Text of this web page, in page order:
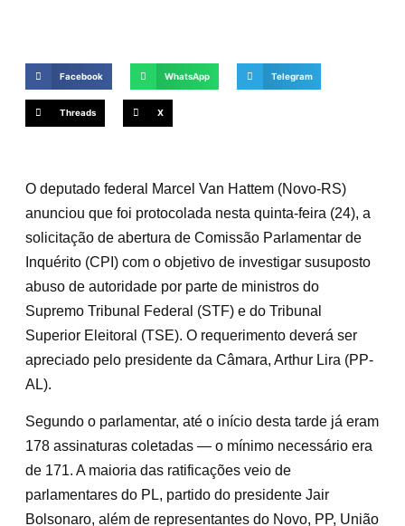
Facebook WhatsApp Telegram
Threads X
O deputado federal Marcel Van Hattem (Novo-RS)
anunciou que foi protocolada nesta quinta-feira (24), a
solicitação de abertura de Comissão Parlamentar de
Inquérito (CPI) com o objetivo de investigar susuposto
abuso de autoridade por parte de ministros do
Supremo Tribunal Federal (STF) e do Tribunal
Superior Eleitoral (TSE). O requerimento deverá ser
apreciado pelo presidente da Câmara, Arthur Lira (PP-
AL).
Segundo o parlamentar, até o início desta tarde já eram
178 assinaturas coletadas — o mínimo necessário era
de 171. A maioria das ratificações veio de
parlamentares do PL, partido do presidente Jair
Bolsonaro, além de representantes do Novo, PP, União